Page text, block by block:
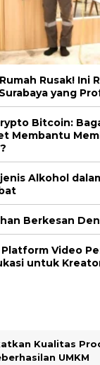
Rusak! Ini
yang
Bitcoin:
Membantu
Alkohol
Berkesan
Video
untuk
Kualitas
UMKM